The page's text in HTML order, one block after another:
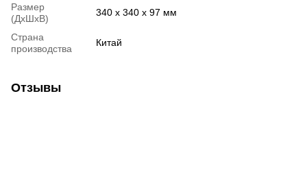
Размер
(ДхШхВ)
340 x 340 x 97 мм
Страна
производства
Китай
Отзывы